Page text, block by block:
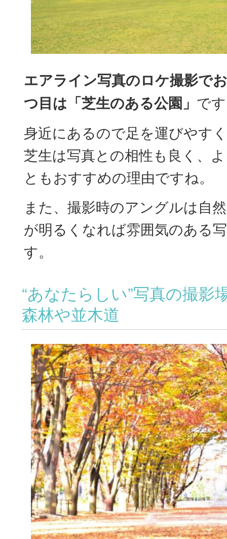
エアライン写真のロケ撮影で
つ目は「芝生のある公園」 で
身近にあるので足を運びやす
芝生は写真との相性も良く、
ともおすすめの理由ですね。
また、撮影時のアングルは自
が明るくなれば雰囲気のある
す。
“あなたらしい”写真の撮影
森林や並木道